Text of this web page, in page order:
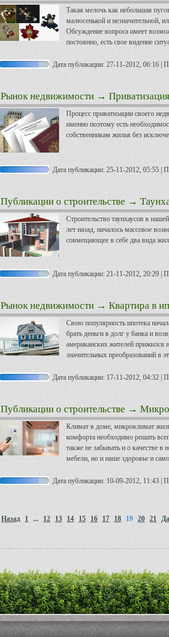
Такая мелочь как небольшая
малюсенькой и незначительной,
Обсуждение вопроса имеет
постоянно, есть свое видение
Дата публикации: 27-11-2012, 06:16 |
Рынок недвижимости →
Процесс приватизации своего
именно поэтому есть
собственникам жилья без
Дата публикации: 25-11-2012, 05:55 |
Публикации о строительстве →
Строительство таунхаусов в
лет назад, началось массовое
совмещающее в себе два вида
Дата публикации: 21-11-2012, 20:29 |
Рынок недвижимости → Квартира в
Свою популярность ипотека
брать деньги в долг у банка и
американских жителей прижился
значительных преобразований в
Дата публикации: 17-11-2012, 04:32 |
Публикации о строительстве →
Климат в доме, микроклимат
комфорта необходимо решать
также не забывать и о качестве в
мебели, но и наше здоровье и
Дата публикации: 10-09-2012, 11:43 |
Назад 1 ... 12 13 14 15 16 17 18 19 20 21